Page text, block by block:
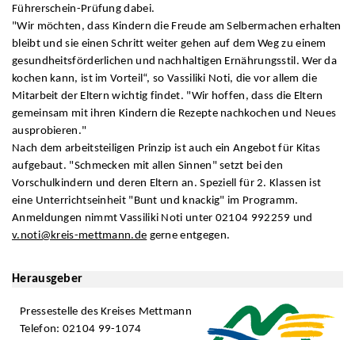
Führerschein-Prüfung dabei.
"Wir möchten, dass Kindern die Freude am Selbermachen erhalten
bleibt und sie einen Schritt weiter gehen auf dem Weg zu einem
gesundheitsförderlichen und nachhaltigen Ernährungsstil. Wer da
kochen kann, ist im Vorteil“, so Vassiliki Noti, die vor allem die
Mitarbeit der Eltern wichtig findet. "Wir hoffen, dass die Eltern
gemeinsam mit ihren Kindern die Rezepte nachkochen und Neues
ausprobieren."
Nach dem arbeitsteiligen Prinzip ist auch ein Angebot für Kitas
aufgebaut. "Schmecken mit allen Sinnen" setzt bei den
Vorschulkindern und deren Eltern an. Speziell für 2. Klassen ist
eine Unterrichtseinheit "Bunt und knackig" im Programm.
Anmeldungen nimmt Vassiliki Noti unter 02104 992259 und
v.noti@kreis-mettmann.de gerne entgegen.
Herausgeber
Pressestelle des Kreises Mettmann
Telefon: 02104 99-1074